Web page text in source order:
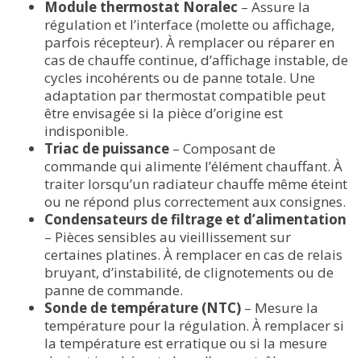
Module thermostat Noralec – Assure la
régulation et l’interface (molette ou affichage,
parfois récepteur). À remplacer ou réparer en
cas de chauffe continue, d’affichage instable, de
cycles incohérents ou de panne totale. Une
adaptation par thermostat compatible peut
être envisagée si la pièce d’origine est
indisponible.
Triac de puissance – Composant de
commande qui alimente l’élément chauffant. À
traiter lorsqu’un radiateur chauffe même éteint
ou ne répond plus correctement aux consignes.
Condensateurs de filtrage et d’alimentation
– Pièces sensibles au vieillissement sur
certaines platines. À remplacer en cas de relais
bruyant, d’instabilité, de clignotements ou de
panne de commande.
Sonde de température (NTC) – Mesure la
température pour la régulation. À remplacer si
la température est erratique ou si la mesure